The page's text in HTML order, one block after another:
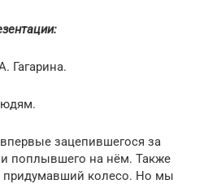
Гагарина.
зацепившегося за
поплывшего на нём. Также
придумавший колесо. Но мы